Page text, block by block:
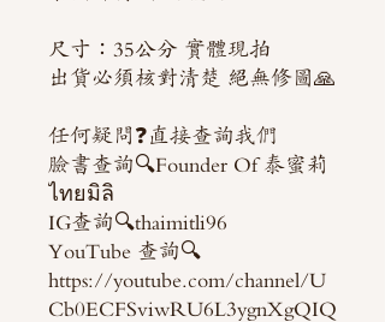
尺寸：35公分 實體現拍
出貨必須核對清楚 絕無修圖🙏
任何疑問❓直接查詢我們
臉書查詢🔍Founder Of 泰蜜莉
ไทยมิลิ
IG查詢🔍thaimitli96
YouTube 查詢🔍
https://youtube.com/channel/U
Cb0ECFSviwRU6L3ygnXgQIQ